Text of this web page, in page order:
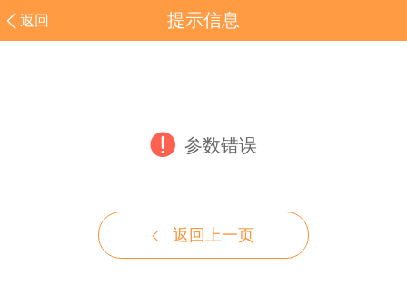
返回 提示信息
参数错误
返回上一页